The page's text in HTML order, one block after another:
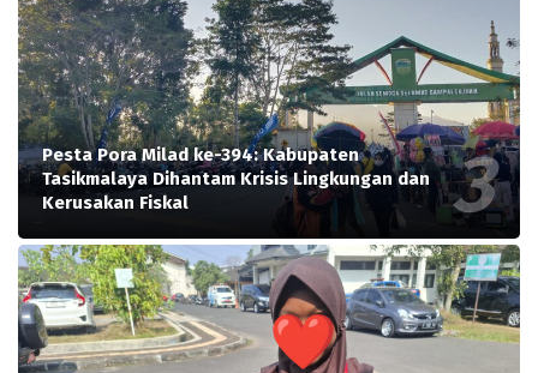
Pesta Pora Milad ke-394: Kabupaten
Tasikmalaya Dihantam Krisis Lingkungan dan
Kerusakan Fiskal